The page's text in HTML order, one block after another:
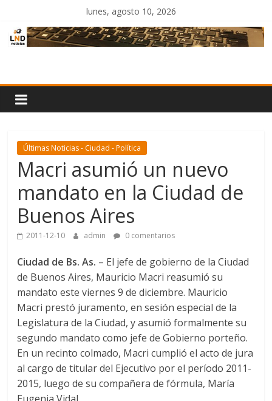
contenido
lunes, agosto 10, 2026
Noticias
Últimas Noticias - Ciudad - Política
Macri asumió un nuevo
mandato en la Ciudad de
Buenos Aires
2011-12-10 admin 0 comentarios
Ciudad de Bs. As. – El jefe de gobierno de la Ciudad
de Buenos Aires, Mauricio Macri reasumió su
mandato este viernes 9 de diciembre. Mauricio
Macri prestó juramento, en sesión especial de la
Legislatura de la Ciudad, y asumió formalmente su
segundo mandato como jefe de Gobierno porteño.
En un recinto colmado, Macri cumplió el acto de jura
al cargo de titular del Ejecutivo por el período 2011-
2015, luego de su compañera de fórmula, María